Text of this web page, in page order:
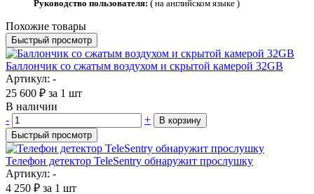
Руководство пользователя: ( на английском языке )
Похожие товары
Быстрый просмотр
Баллончик со сжатым воздухом и скрытой камерой 32GB
Артикул: -
25 600 ₽ за 1 шт
В наличии
-
+
В корзину
Быстрый просмотр
Телефон детектор TeleSentry обнаружит прослушку
Артикул: -
4 250 ₽ за 1 шт